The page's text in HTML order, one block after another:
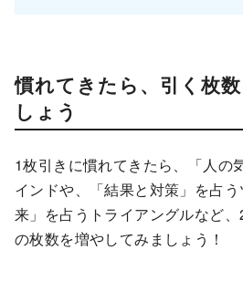
慣れてきたら、引く枚
しょう
1枚引きに慣れてきたら、「人の
インドや、「結果と対策」を占
来」を占うトライアングルなど
の枚数を増やしてみましょう！